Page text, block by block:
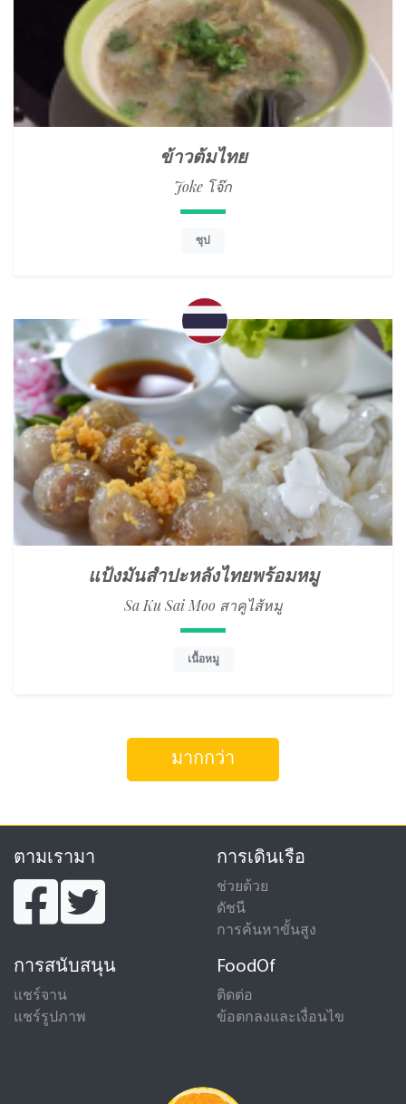
ข้าวต้มไทย
Joke โจ๊ก
ซุป
แป้งมันสำปะหลังไทยพร้อมหมู
Sa Ku Sai Moo สาคูไส้หมู
เนื้อหมู
มากกว่า
ตามเรามา การเดินเรือ
ช่วยด้วย
ดัชนี
การค้นหาขั้นสูง
การสนับสนุน
แชร์จาน
แชร์รูปภาพ
FoodOf
ติดต่อ
ข้อตกลงและเงื่อนไข